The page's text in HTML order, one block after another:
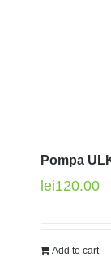
Pompa
lei120.00
Add to cart